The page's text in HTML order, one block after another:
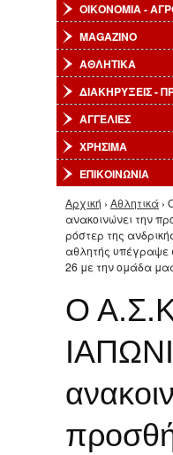
ΟΙΚΟΝΟΜΙΑ -
MAGAZINO
ΑΘΛΗΤΙΚΑ
ΔΙΑΚΗΡΥΞΕΙΣ -
ΑΓΓΕΛΙΕΣ
ΧΡΗΣΙΜΑ
ΕΠΙΚΟΙΝΩΝΙΑ
Είστε εδώ
Αρχική › Αθλητικά ›
ανακοινώνει την
ρόστερ της
αθλητής υπέγραψε
26 με την ομάδα
Ο